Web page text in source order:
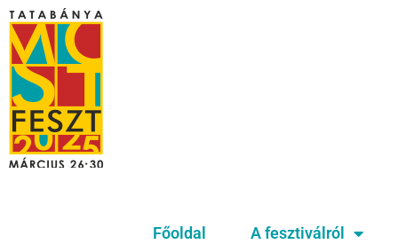
Főoldal A fesztiválról